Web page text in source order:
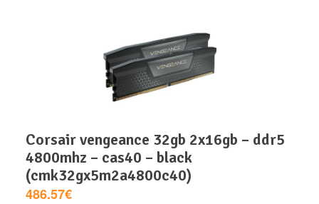
corsair vengeance 32gb 2x16gb – ddr5
4800mhz – cas40 – black
(cmk32gx5m2a4800c40)
486.57€